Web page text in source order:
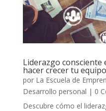
Liderazgo consciente
hacer crecer tu
por La Escuela de
Desarrollo personal | 0
Descubre cómo el